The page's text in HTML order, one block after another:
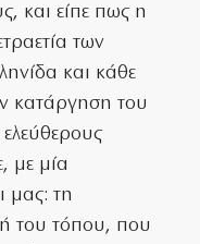
και είπε πως η
των
και κάθε
κατάργηση του
ελεύθερους
με μία
μας: τη
του τόπου, που